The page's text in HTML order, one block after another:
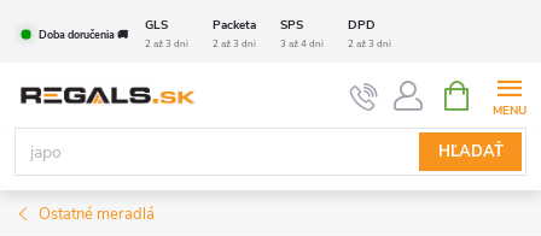
Doba doručenia 🚚
GLS Packeta SPS DPD
2 až 3 dni 2 až 3 dni 3 až 4 dni 2 až 3 dni
HĽADAŤ
KOŠÍK
Ostatné meradlá